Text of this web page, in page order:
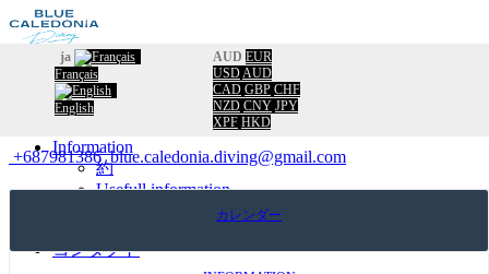
ja
Français
English
AUD EUR
USDAUD
CAD GBP CHF
NZD CNY JPY
XPF HKD
歓迎
カタログ
Information
約
Usefull information
Travel New Caldonia
コンタクト
バックカタログへ
+687981386blue.caledonia.diving@gmail.com
カレンダー